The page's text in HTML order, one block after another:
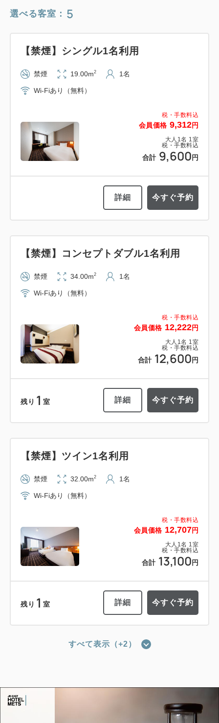
選べる客室： 5
税・手数料込
会員価格 9,312円
大人 1名 1室
税・手数料込
合計 9,600 円
【禁煙】シングル1名利用
禁煙 19.00m2 1名
Wi-Fiあり（無料）
詳細 今すぐ予約
税・手数料込
会員価格 12,222円
大人 1名 1室
税・手数料込
合計 12,600 円
【禁煙】コンセプトダブル1名利用
禁煙 34.00m2 1名
Wi-Fiあり（無料）
残り 1 室 詳細 今すぐ予約
税・手数料込
会員価格 12,707円
大人 1名 1室
税・手数料込
合計 13,100 円
【禁煙】ツイン1名利用
禁煙 32.00m2 1名
Wi-Fiあり（無料）
残り 1 室 詳細 今すぐ予約
2
すべて表示（+2）